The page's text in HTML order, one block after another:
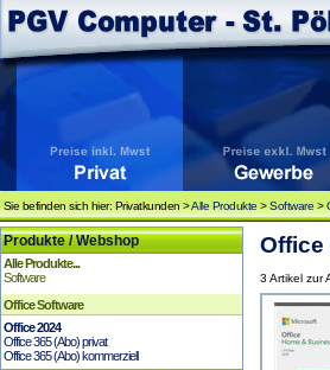
Sie befinden sich hier: Privatkunden >Alle Produkte >Software >
Produkte / Webshop
Alle Produkte...
Software
Office Software
Office 2024
Office 365 (Abo) privat
Office 365 (Abo) kommerziell
Office
3 Artikel zur